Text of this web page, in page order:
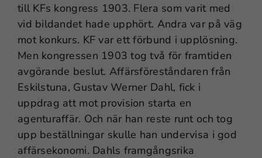
till KFs kongress 1903. Flera som varit med
vid bildandet hade upphört. Andra var på väg
mot konkurs. KF var ett förbund i upplösning.
Men kongressen 1903 tog två för framtiden
avgörande beslut. Affärsföreståndaren från
Eskilstuna, Gustav Werner Dahl, fick i
uppdrag att mot provision starta en
agenturaffär. Och när han reste runt och tog
upp beställningar skulle han undervisa i god
affärsekonomi. Dahls framgångsrika